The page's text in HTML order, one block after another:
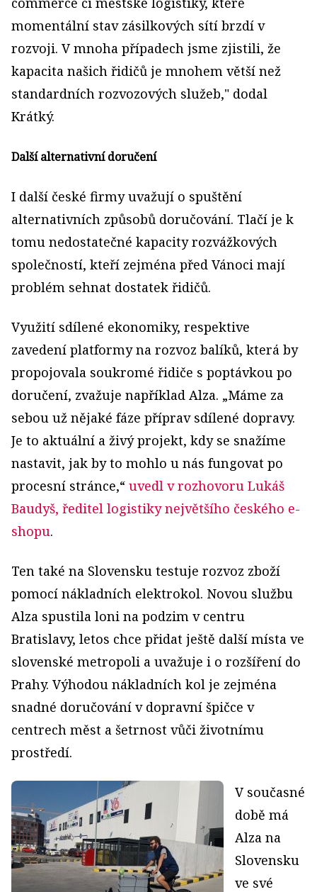
momentální stav zásilkových sítí brzdí v
rozvoji. V mnoha případech jsme zjistili, že
kapacita našich řidičů je mnohem větší než
standardních rozvozových služeb," dodal
Krátký.
Další alternativní doručení
I další české firmy uvažují o spuštění
alternativních způsobů doručování. Tlačí je k
tomu nedostatečné kapacity rozvážkových
společností, kteří zejména před Vánoci mají
problém sehnat dostatek řidičů.
Využití sdílené ekonomiky, respektive
zavedení platformy na rozvoz balíků, která by
propojovala soukromé řidiče s poptávkou po
doručení, zvažuje například Alza. „Máme za
sebou už nějaké fáze příprav sdílené dopravy.
Je to aktuální a živý projekt, kdy se snažíme
nastavit, jak by to mohlo u nás fungovat po
procesní stránce,“ uvedl v rozhovoru Lukáš
Baudyš, ředitel logistiky největšího českého e-
shopu.
Ten také na Slovensku testuje rozvoz zboží
pomocí nákladních elektrokol. Novou službu
Alza spustila loni na podzim v centru
Bratislavy, letos chce přidat ještě další místa ve
slovenské metropoli a uvažuje i o rozšíření do
Prahy. Výhodou nákladních kol je zejména
snadné doručování v dopravní špičce v
centrech měst a šetrnost vůči životnímu
prostředí.
V současné
době má
Alza na
Slovensku
ve své